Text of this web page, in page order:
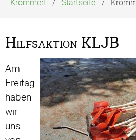
Hilfsaktion KLJB
Am
Freitag
haben
wir
uns